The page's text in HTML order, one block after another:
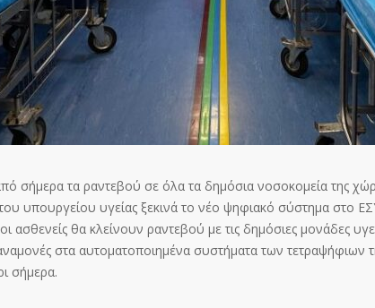
σήμερα τα ραντεβού σε όλα τα δημόσια νοσοκομεία της
υπουργείου υγείας ξεκινά το νέο ψηφιακό σύστημα στο
ασθενείς θα κλείνουν ραντεβού με τις δημόσιες μονάδες
στα αυτοματοποιημένα συστήματα των τετραψήφιων
σήμερα.